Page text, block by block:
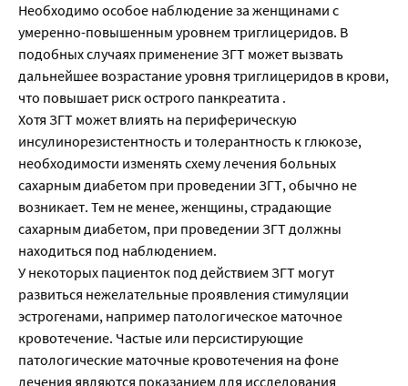
Необходимо особое наблюдение за женщинами с
умеренно-повышенным уровнем триглицеридов. В
подобных случаях применение ЗГТ может вызвать
дальнейшее возрастание уровня триглицеридов в крови,
что повышает риск острого панкреатита .
Хотя ЗГТ может влиять на периферическую
инсулинорезистентность и толерантность к глюкозе,
необходимости изменять схему лечения больных
сахарным диабетом при проведении ЗГТ, обычно не
возникает. Тем не менее, женщины, страдающие
сахарным диабетом, при проведении ЗГТ должны
находиться под наблюдением.
У некоторых пациенток под действием ЗГТ могут
развиться нежелательные проявления стимуляции
эстрогенами, например патологическое маточное
кровотечение. Частые или персистирующие
патологические маточные кровотечения на фоне
лечения являются показанием для исследования